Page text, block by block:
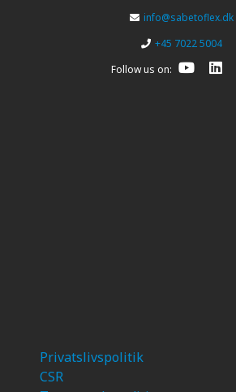
info@sabetoflex.dk
+45 7022 5004
Follow us on:
Privatslivspolitik
CSR